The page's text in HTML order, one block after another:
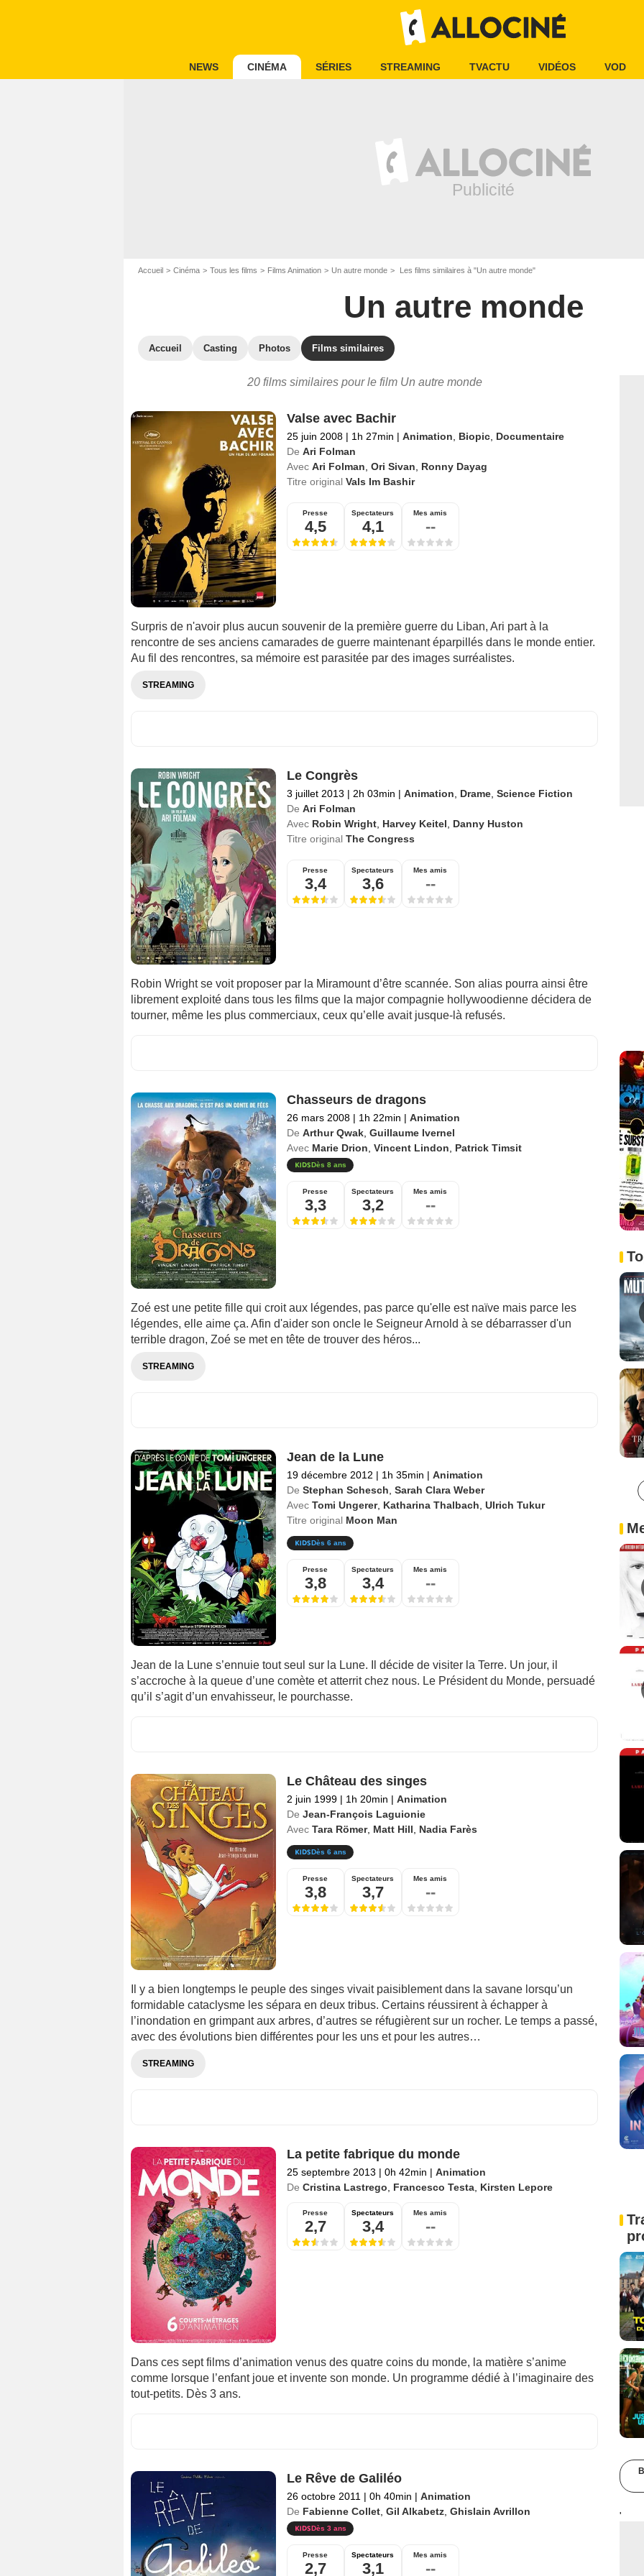
NEWS CINÉMA SÉRIES STREAMING TVACTU VIDÉOS VOD
Accueil Cinéma Tous les films Films Animation Un autre monde Les films similaires à "Un autre monde"
Un autre monde
Accueil Casting Photos Films similaires
20 films similaires pour le film Un autre monde
Valse avec Bachir
25 juin 2008 | 1h 27min | Animation Biopic, Documentaire
De Ari Folman
Avec Ari Folman Ori Sivan
Ronny Dayag
Titre original Vals Im Bashir
Presse
4,5
Spectateurs
4,1
Mes amis
--
Surpris de n'avoir plus aucun souvenir de la première guerre du Liban, Ari part à la
rencontre de ses anciens camarades de guerre maintenant éparpillés dans le monde entier.
Au fil des rencontres, sa mémoire est parasitée par des images surréalistes.
STREAMING
Le Congrès
3 juillet 2013 | 2h 03min | Animation Drame, Science Fiction
De Ari Folman
Avec Robin Wright, Harvey Keitel
Danny Huston
Titre original The Congress
Presse
3,4
Spectateurs
3,6
Mes amis
--
Robin Wright se voit proposer par la Miramount d’être scannée. Son alias pourra ainsi être
librement exploité dans tous les films que la major compagnie hollywoodienne décidera de
tourner, même les plus commerciaux, ceux qu’elle avait jusque-là refusés.
Chasseurs de dragons
26 mars 2008 | 1h 22min | Animation
De Arthur Qwak, Guillaume Ivernel
Avec Marie Drion Vincent Lindon Patrick Timsit
Dès 8 ans
Presse
3,3
Spectateurs
3,2
Mes amis
--
Zoé est une petite fille qui croit aux légendes, pas parce qu'elle est naïve mais parce les
légendes, elle aime ça. Afin d'aider son oncle le Seigneur Arnold à se débarrasser d'un
terrible dragon, Zoé se met en tête de trouver des héros...
STREAMING
Jean de la Lune
19 décembre 2012 | 1h 35min | Animation
De Stephan Schesch Sarah Clara Weber
Avec Tomi Ungerer, Katharina Thalbach Ulrich Tukur
Titre original Moon Man
Dès 6 ans
Presse
3,8
Spectateurs
3,4
Mes amis
--
Jean de la Lune s’ennuie tout seul sur la Lune. Il décide de visiter la Terre. Un jour, il
s’accroche à la queue d’une comète et atterrit chez nous. Le Président du Monde, persuadé
qu’il s’agit d’un envahisseur, le pourchasse.
Le Château des singes
2 juin 1999 | 1h 20min | Animation
De Jean-François Laguionie
Avec Tara Römer, Matt Hill Nadia Farès
Dès 6 ans
Presse
3,8
Spectateurs
3,7
Mes amis
--
Il y a bien longtemps le peuple des singes vivait paisiblement dans la savane lorsqu’un
formidable cataclysme les sépara en deux tribus. Certains réussirent à échapper à
l’inondation en grimpant aux arbres, d’autres se réfugièrent sur un rocher. Le temps a passé,
avec des évolutions bien différentes pour les uns et pour les autres…
STREAMING
La petite fabrique du monde
25 septembre 2013 | 0h 42min | Animation
De Cristina Lastrego Francesco Testa, Kirsten Lepore
Presse
2,7
Spectateurs
3,4
Mes amis
--
Dans ces sept films d’animation venus des quatre coins du monde, la matière s’anime
comme lorsque l’enfant joue et invente son monde. Un programme dédié à l’imaginaire des
tout-petits. Dès 3 ans.
Le Rêve de Galiléo
26 octobre 2011 | 0h 40min | Animation
De Fabienne Collet, Gil Alkabetz, Ghislain Avrillon
Dès 3 ans
Presse
2,7
Spectateurs
3,1
Mes amis
--
'